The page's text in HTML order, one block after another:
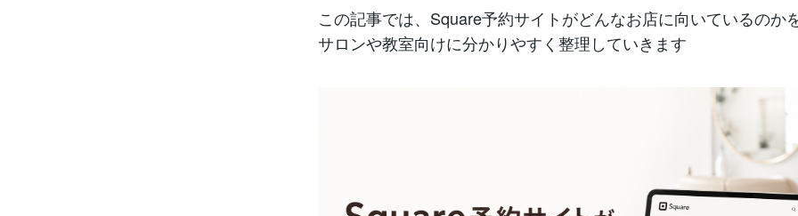
この記事では、Square予約サイトがどんなお店に向いているのか
サロンや教室向けに分かりやすく整理していきます